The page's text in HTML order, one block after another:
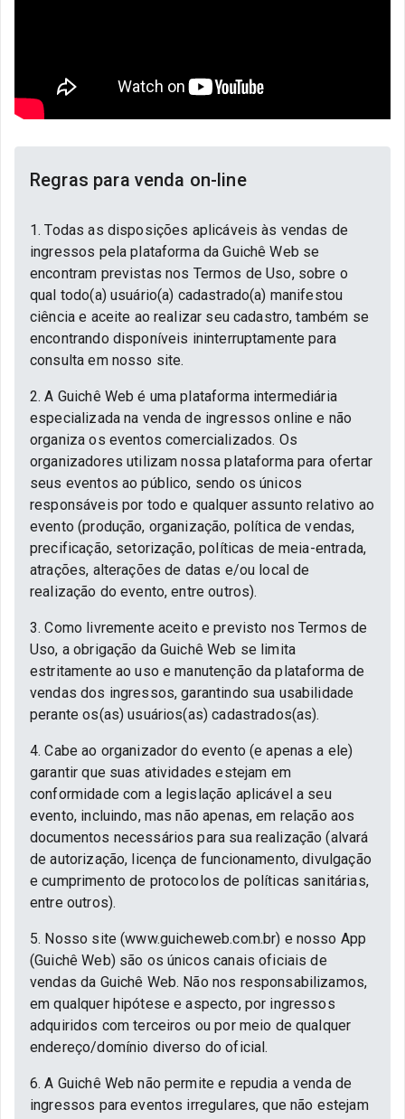
Regras para venda on-line
1. Todas as disposições aplicáveis às vendas de
ingressos pela plataforma da Guichê Web se
encontram previstas nos Termos de Uso, sobre o
qual todo(a) usuário(a) cadastrado(a) manifestou
ciência e aceite ao realizar seu cadastro, também se
encontrando disponíveis ininterruptamente para
consulta em nosso site.
2. A Guichê Web é uma plataforma intermediária
especializada na venda de ingressos online e não
organiza os eventos comercializados. Os
organizadores utilizam nossa plataforma para ofertar
seus eventos ao público, sendo os únicos
responsáveis por todo e qualquer assunto relativo ao
evento (produção, organização, política de vendas,
precificação, setorização, políticas de meia-entrada,
atrações, alterações de datas e/ou local de
realização do evento, entre outros).
3. Como livremente aceito e previsto nos Termos de
Uso, a obrigação da Guichê Web se limita
estritamente ao uso e manutenção da plataforma de
vendas dos ingressos, garantindo sua usabilidade
perante os(as) usuários(as) cadastrados(as).
4. Cabe ao organizador do evento (e apenas a ele)
garantir que suas atividades estejam em
conformidade com a legislação aplicável a seu
evento, incluindo, mas não apenas, em relação aos
documentos necessários para sua realização (alvará
de autorização, licença de funcionamento, divulgação
e cumprimento de protocolos de políticas sanitárias,
entre outros).
5. Nosso site (www.guicheweb.com.br) e nosso App
(Guichê Web) são os únicos canais oficiais de
vendas da Guichê Web. Não nos responsabilizamos,
em qualquer hipótese e aspecto, por ingressos
adquiridos com terceiros ou por meio de qualquer
endereço/domínio diverso do oficial.
6. A Guichê Web não permite e repudia a venda de
ingressos para eventos irregulares, que não estejam